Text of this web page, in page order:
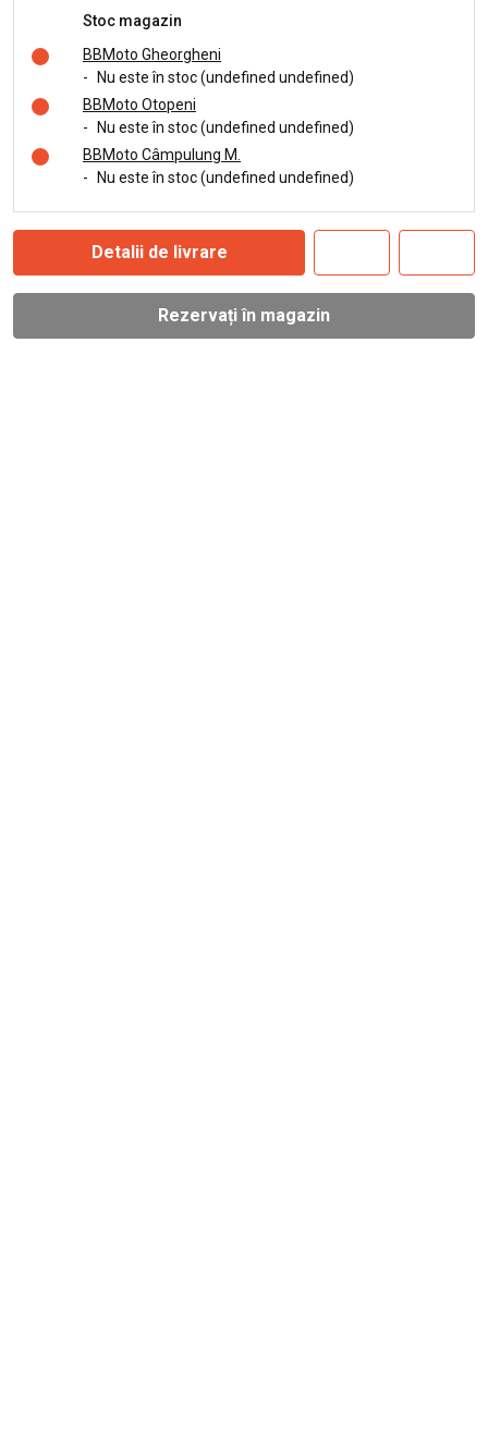
Stoc magazin
BBMoto Gheorgheni
-
Nu este în stoc (undefined undefined)
BBMoto Otopeni
-
Nu este în stoc (undefined undefined)
BBMoto Câmpulung M.
-
Nu este în stoc (undefined undefined)
Detalii de livrare
Rezervați în magazin